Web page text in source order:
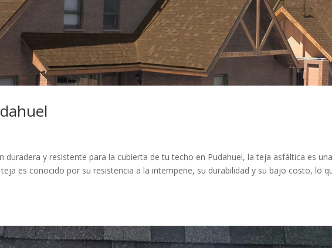
duradera y resistente para la cubierta de tu techo en Pudahuel, la teja asfáltica es
es conocido por su resistencia a la intemperie, su durabilidad y su bajo costo, lo